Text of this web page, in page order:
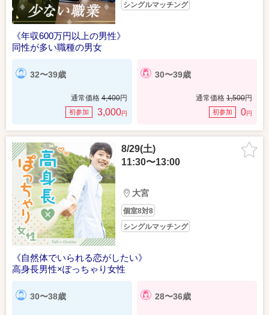
シングルマッチング
《年収600万円以上の男性》
同性が多い職種の男女
32〜39歳
通常価格 4,400円
初参加 3,000円
30〜39歳
通常価格 1,500円
初参加 0円
8/29(土)
11:30〜13:00
大宮
個室8対8
シングルマッチング
《自然体でいられる恋がしたい》
高身長男性×ぽっちゃり女性
30〜38歳 28〜36歳